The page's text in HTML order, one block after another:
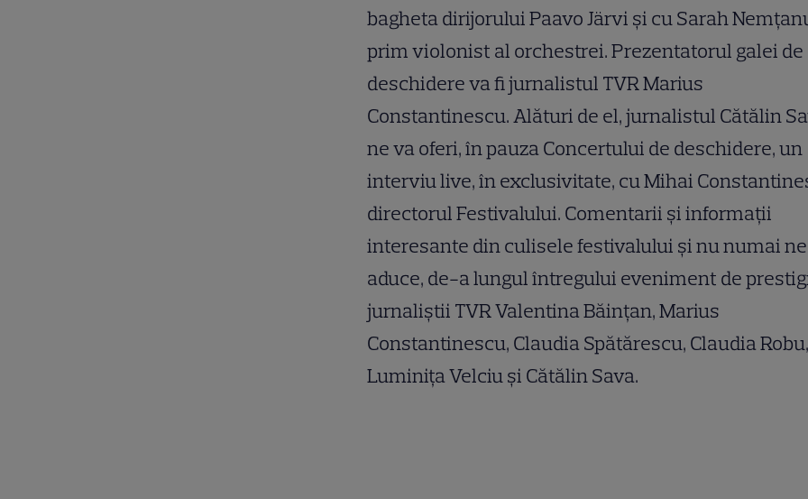
bagheta dirijorului Paavo Järvi şi cu Sarah
prim violonist al orchestrei. Prezentatorul galei de
deschidere va fi jurnalistul TVR Marius
Constantinescu. Alături de el, jurnalistul Cătălin
ne va oferi, în pauza Concertului de deschidere, un
interviu live, în exclusivitate, cu Mihai
directorul Festivalului. Comentarii şi informaţii
interesante din culisele festivalului şi nu numai
aduce, de-a lungul întregului eveniment de
jurnaliştii TVR Valentina Băinţan, Marius
Constantinescu, Claudia Spătărescu, Claudia Robu,
Luminiţa Velciu şi Cătălin Sava.